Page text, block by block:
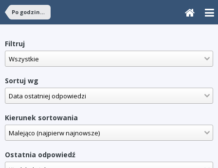
Po godzinach
Filtruj
Sortuj wg
Kierunek sortowania
Ostatnia odpowiedź